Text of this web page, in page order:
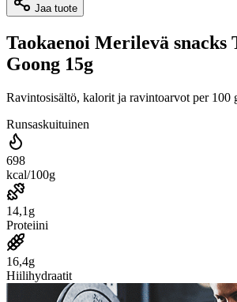
Jaa tuote
Taokaenoi Merilevä snacks
Goong 15g
Ravintosisältö, kalorit ja ravintoarvot per 100
Runsaskuituinen
698
kcal/100g
14,1g
Proteiini
16,4g
Hiilihydraatit